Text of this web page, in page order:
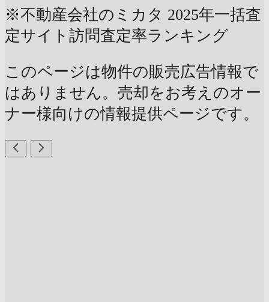
※不動産会社のミカタ 2025年一括査
定サイト訪問査定率ランキング
このページは物件の販売広告情報で
はありません。売却をお考えのオー
ナー様向けの情報提供ページです。